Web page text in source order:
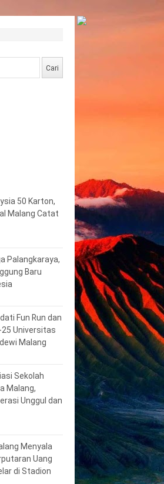
50 Karton,
Malang Catat
Palangkaraya,
Baru
Fun Run dan
25 Universitas
Malang
Sekolah
Malang,
Unggul dan
Menyala
Uang
di Stadion